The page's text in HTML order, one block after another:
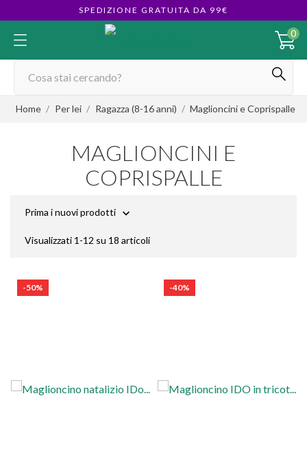
SPEDIZIONE GRATUITA DA 99€
0
Home Per lei Ragazza (8-16 anni) Maglioncini e Coprispalle
MAGLIONCINI E
COPRISPALLE
Prima i nuovi prodotti 
Visualizzati 1-12 su 18 articoli
-50% -40%